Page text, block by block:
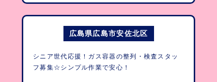
広島県広島市安佐北区
シニア世代応援！ガス容器の整列・検査スタッ
フ募集☆シンプル作業で安心！